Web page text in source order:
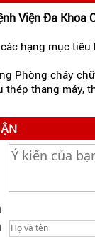
Viện Đa Khoa
hạng mục tiêu
Phòng cháy
thép thang máy,